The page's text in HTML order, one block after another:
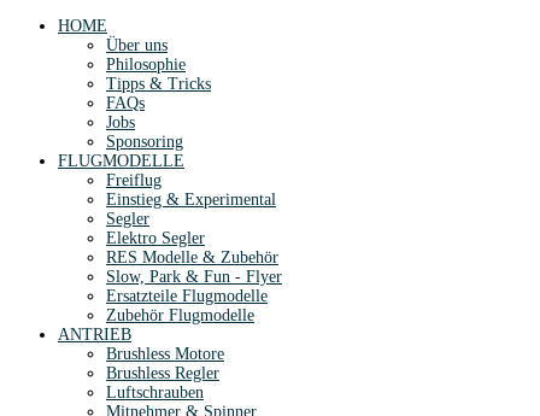
HOME
Über uns
Philosophie
Tipps & Tricks
FAQs
Jobs
Sponsoring
FLUGMODELLE
Freiflug
Einstieg & Experimental
Segler
Elektro Segler
RES Modelle & Zubehör
Slow, Park & Fun - Flyer
Ersatzteile Flugmodelle
Zubehör Flugmodelle
ANTRIEB
Brushless Motore
Brushless Regler
Luftschrauben
Mitnehmer & Spinner